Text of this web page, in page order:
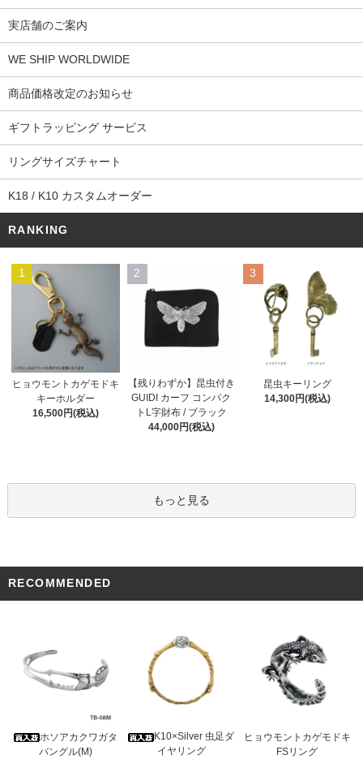
実店舗のご案内
WE SHIP WORLDWIDE
商品価格改定のお知らせ
ギフトラッピング サービス
リングサイズチャート
K18 / K10 カスタムオーダー
RANKING
1
ヒョウモントカゲモドキ
キーホルダー
16,500円(税込)
2
【残りわずか】昆虫付き
GUIDI カーフ コンパク
トL字財布 / ブラック
44,000円(税込)
3
昆虫キーリング
14,300円(税込)
もっと見る
RECOMMENDED
ホソアカクワガタ
バングル(M)
K10×Silver 虫足ダ
イヤリング
ヒョウモントカゲモドキ
FSリング